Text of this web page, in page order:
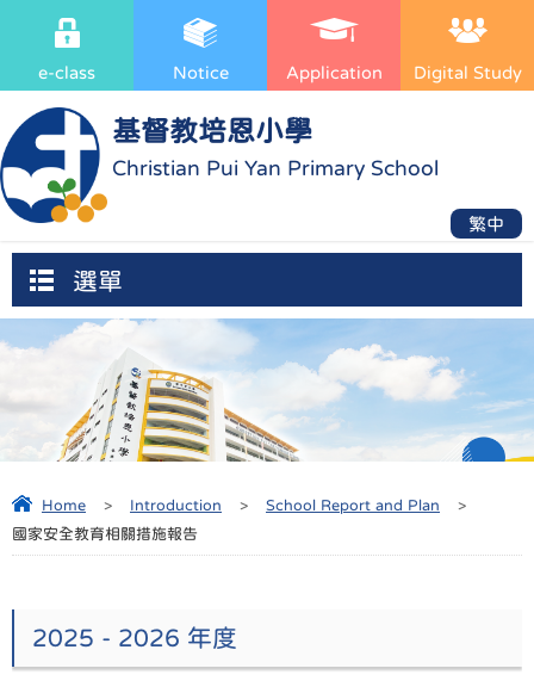
基督教培恩小學
Christian Pui Yan Primary School
e-class Notice Application Digital Study
繁中
選單
Home > Introduction > School Report and Plan
>
國家安全教育相關措施報告
2025 - 2026 年度